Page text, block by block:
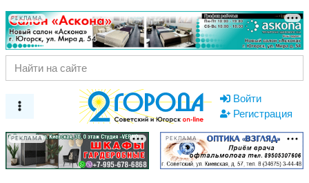
РЕКЛАМА
Войти
Регистрация
РЕКЛАМА РЕКЛАМА